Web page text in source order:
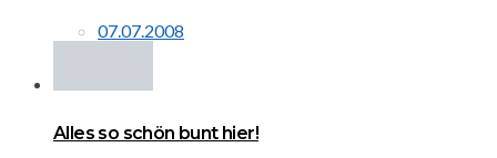
07.07.2008
Alles so schön bunt hier!